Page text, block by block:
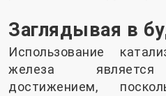
Заглядывая в
Использование
железа является
достижением,